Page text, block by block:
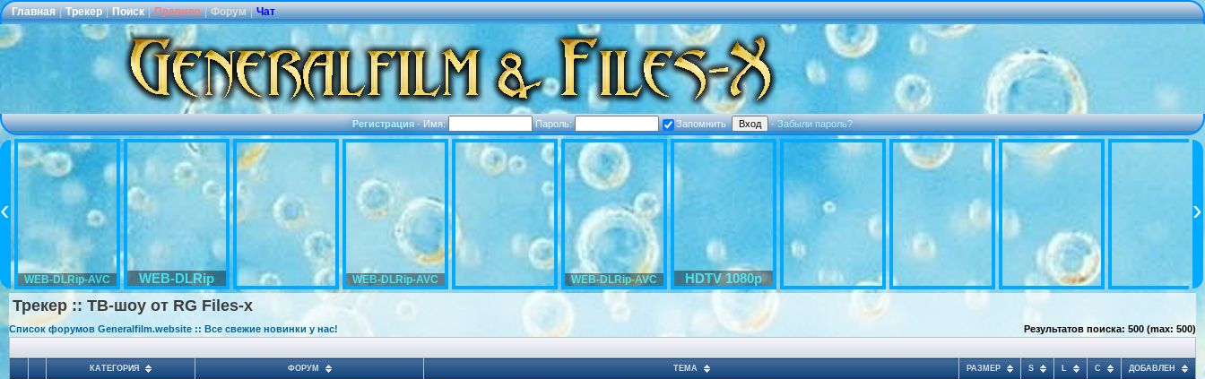
Главная | Трекер | Поиск | Правила | Форум | Чат
Регистрация·Имя: Пароль: Запомнить ·Забыли пароль?
WEB-DLRip-AVC WEB-DLRip WEB-DLRip-AVC WEB-DLRip-AVC HDTV 1080p
Трекер :: ТВ-шоу от RG Files-x
Список форумов Generalfilm.website :: Все свежие новинки у нас! Результатов поиска: 500 (max: 500)
КАТЕГОРИЯ ФОРУМ ТЕМА РАЗМЕР S C ДОБАВЛЕН